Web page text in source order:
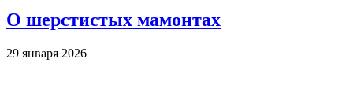
О шерстистых мамонтах
29 января 2026